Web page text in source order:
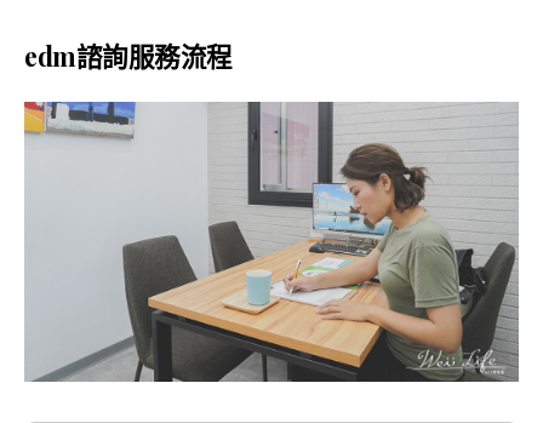
edm諮詢服務流程